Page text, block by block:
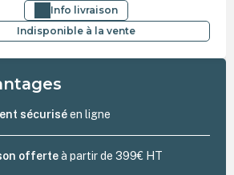
Info livraison
Indisponible à la vente
sécuriséen ligne
offerteà partir de 399€ HT